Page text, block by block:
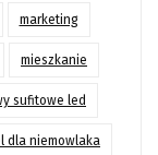
marketing
mieszkanie
sufitowe led
dla niemowlaka